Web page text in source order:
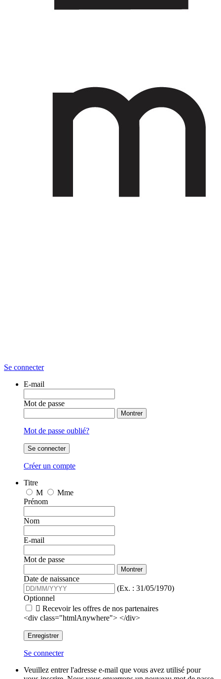
Se connecter
E-mail
Mot de passe
Montrer
Mot de passe oublié?
Se connecter
Créer un compte
Titre
M
Mme
Prénom
Nom
E-mail
Mot de passe
Montrer
Date de naissance
(Ex. : 31/05/1970)
Optionnel
 Recevoir les offres de nos partenaires
<div class="htmlAnywhere"> </div>
Enregistrer
Se connecter
Veuillez entrer l'adresse e-mail que vous avez utilisé pour